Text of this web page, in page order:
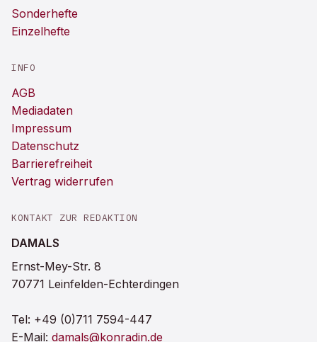
Sonderhefte
Einzelhefte
INFO
AGB
Mediadaten
Impressum
Datenschutz
Barrierefreiheit
Vertrag widerrufen
KONTAKT ZUR REDAKTION
DAMALS
Ernst-Mey-Str. 8
70771 Leinfelden-Echterdingen
Tel: +49 (0)711 7594-447
E-Mail: damals@konradin.de